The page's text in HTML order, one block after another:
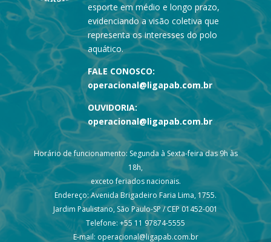
esporte em médio e longo prazo,
evidenciando a visão coletiva que
representa os interesses do polo
aquático.
FALE CONOSCO:
operacional@ligapab.com.br
OUVIDORIA:
operacional@ligapab.com.br
Horário de funcionamento: Segunda à Sexta-feira das 9h às
18h,
exceto feriados nacionais.
Endereço: Avenida Brigadeiro Faria Lima, 1755.
Jardim Paulistano, São Paulo-SP / CEP 01452-001
Telefone: +55 11 97874-5555
E-mail: operacional@ligapab.com.br